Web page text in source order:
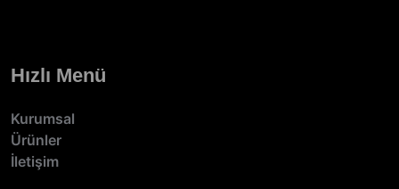
Hızlı Menü
Kurumsal
Ürünler
İletişim